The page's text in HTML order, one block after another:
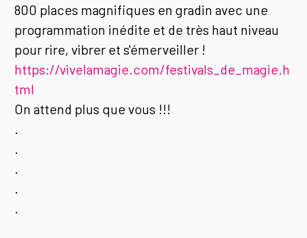
800 places magnifiques en gradin avec une
programmation inédite et de très haut niveau
pour rire, vibrer et s'émerveiller !
https://vivelamagie.com/festivals_de_magie.h
tml
On attend plus que vous !!!
.
.
.
.
.